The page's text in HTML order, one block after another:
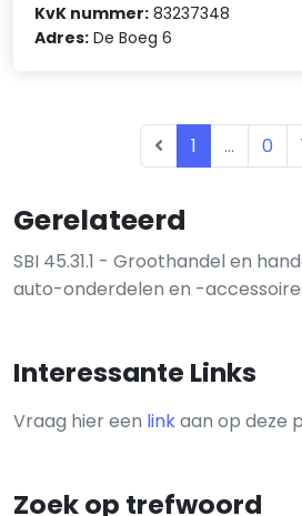
Gerelateerd
SBI 45.31.1 - Groothandel en
auto-onderdelen en -
Interessante Links
Vraag hier een linkaan op deze
Zoek op trefwoord
KvK nummer: 83237348
Adres: De Boeg 6
1 ... 0